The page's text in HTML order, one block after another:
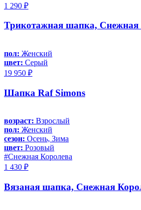
1 290 ₽
Трикотажная шапка, Снежная
пол: Женский
цвет: Серый
19 950 ₽
Шапка Raf Simons
возраст: Взрослый
пол: Женский
сезон: Осень, Зима
цвет: Розовый
#Снежная Королева
1 430 ₽
Вязаная шапка, Снежная